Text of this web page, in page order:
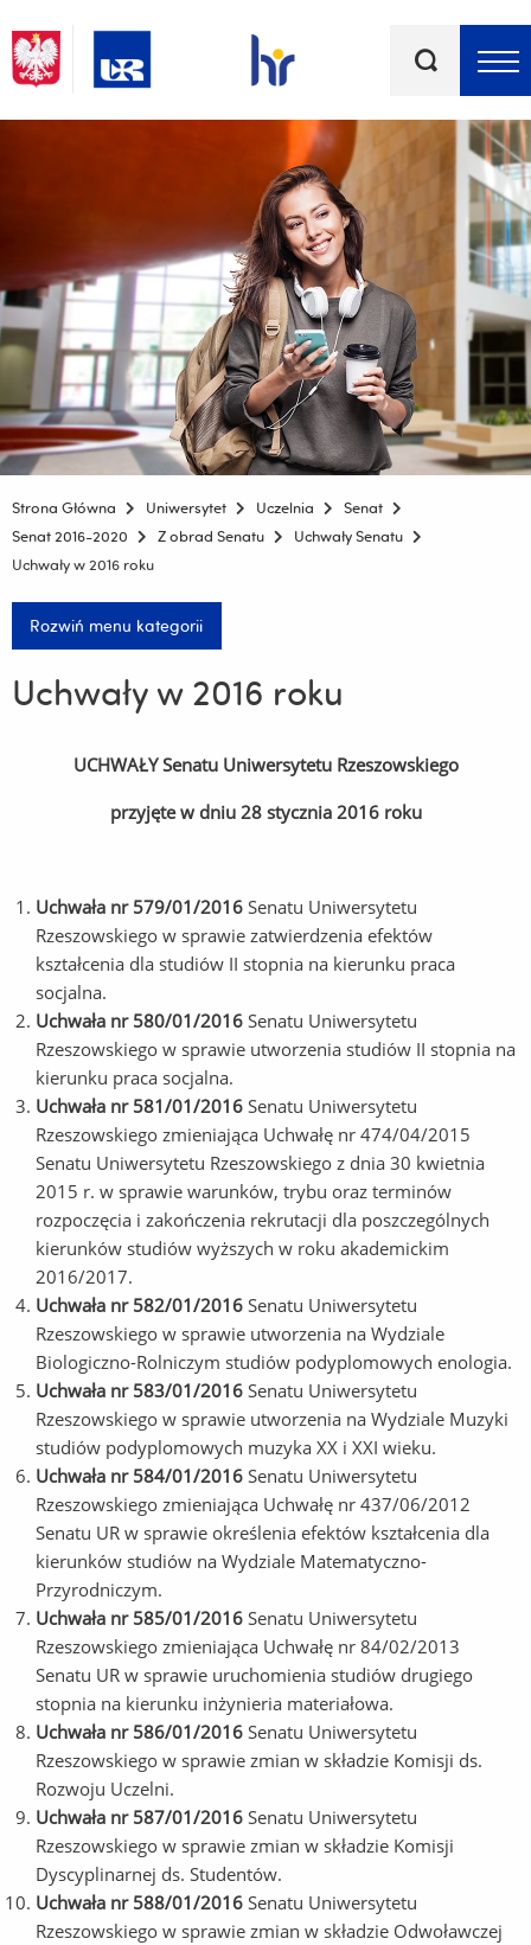
kluczowe
Strona Główna Uniwersytet Uczelnia
Senat
Senat 2016-2020
Z obrad Senatu
Uchwały Senatu
Uchwały w 2016 roku
Rozwiń menu kategorii
Uchwały w 2016 roku
UCHWAŁY Senatu Uniwersytetu Rzeszowskiego
przyjęte w dniu 28 stycznia 2016 roku
Uchwała nr 579/01/2016 Senatu Uniwersytetu
Rzeszowskiego w sprawie zatwierdzenia efektów
kształcenia dla studiów II stopnia na kierunku praca
socjalna.
Uchwała nr 580/01/2016 Senatu Uniwersytetu
Rzeszowskiego w sprawie utworzenia studiów II stopnia na
kierunku praca socjalna.
Uchwała nr 581/01/2016 Senatu Uniwersytetu
Rzeszowskiego zmieniająca Uchwałę nr 474/04/2015
Senatu Uniwersytetu Rzeszowskiego z dnia 30 kwietnia
2015 r. w sprawie warunków, trybu oraz terminów
rozpoczęcia i zakończenia rekrutacji dla poszczególnych
kierunków studiów wyższych w roku akademickim
2016/2017.
Uchwała nr 582/01/2016 Senatu Uniwersytetu
Rzeszowskiego w sprawie utworzenia na Wydziale
Biologiczno-Rolniczym studiów podyplomowych enologia.
Uchwała nr 583/01/2016 Senatu Uniwersytetu
Rzeszowskiego w sprawie utworzenia na Wydziale Muzyki
studiów podyplomowych muzyka XX i XXI wieku.
Uchwała nr 584/01/2016 Senatu Uniwersytetu
Rzeszowskiego zmieniająca Uchwałę nr 437/06/2012
Senatu UR w sprawie określenia efektów kształcenia dla
kierunków studiów na Wydziale Matematyczno-
Przyrodniczym.
Uchwała nr 585/01/2016 Senatu Uniwersytetu
Rzeszowskiego zmieniająca Uchwałę nr 84/02/2013
Senatu UR w sprawie uruchomienia studiów drugiego
stopnia na kierunku inżynieria materiałowa.
Uchwała nr 586/01/2016 Senatu Uniwersytetu
Rzeszowskiego w sprawie zmian w składzie Komisji ds.
Rozwoju Uczelni.
Uchwała nr 587/01/2016 Senatu Uniwersytetu
Rzeszowskiego w sprawie zmian w składzie Komisji
Dyscyplinarnej ds. Studentów.
Uchwała nr 588/01/2016 Senatu Uniwersytetu
Rzeszowskiego w sprawie zmian w składzie Odwoławczej